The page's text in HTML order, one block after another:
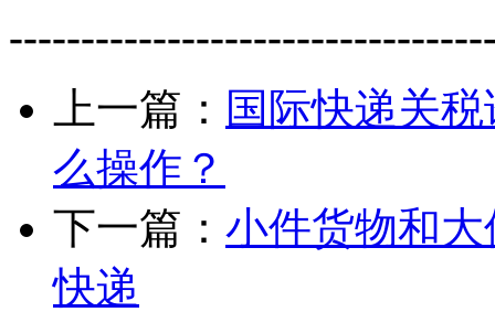
上一篇： 国际快递关
么操作？
下一篇： 小件货物和
快递